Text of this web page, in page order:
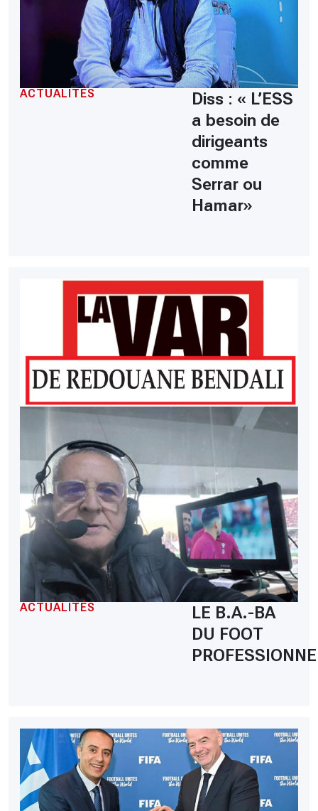
ACTUALITÉS
Diss : « L’ESS
a besoin de
dirigeants
comme
Serrar ou
Hamar»
ACTUALITÉS
LE B.A.-BA
DU FOOT